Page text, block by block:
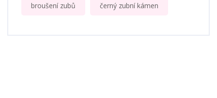
broušení zubů černý zubní kámen